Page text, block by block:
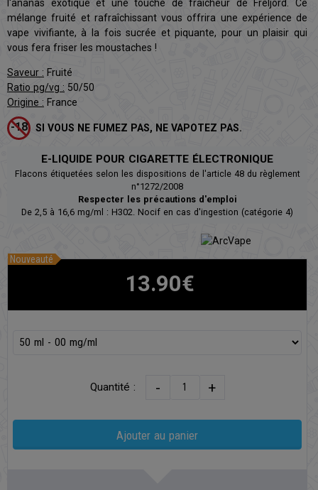
l'ananas exotique et une touche de fraîcheur de Freljord. Ce
mélange fruité et rafraîchissant vous offrira une expérience de
vape vivifiante, à la fois sucrée et piquante, pour un plaisir qui
vous fera friser les moustaches !
Saveur : Fruité
Ratio pg/vg : 50/50
Origine : France
SI VOUS NE FUMEZ PAS, NE VAPOTEZ PAS.
E-LIQUIDE POUR CIGARETTE ÉLECTRONIQUE
Flacons étiquetées selon les dispositions de l'article 48 du règlement
n°1272/2008
Respecter les précautions d'emploi
De 2,5 à 16,6 mg/ml : H302. Nocif en cas d'ingestion (catégorie 4)
Nouveauté
13.90€
Quantité : - +
Ajouter au panier